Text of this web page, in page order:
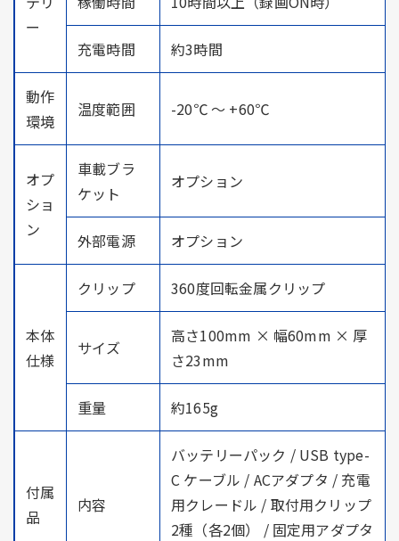
ー
充電時間 約3時間
動作
環境
温度範囲 -20℃ ～ +60℃
オプ
ショ
ン
車載ブラ
ケット
オプション
外部電源 オプション
本体
仕様
クリップ 360度回転金属クリップ
サイズ
高さ100mm × 幅60mm × 厚
さ23mm
重量 約165g
付属
品
内容
バッテリーパック / USB type-
C ケーブル / ACアダプタ / 充電
用クレードル / 取付用クリップ
2種（各2個） / 固定用アダプタ